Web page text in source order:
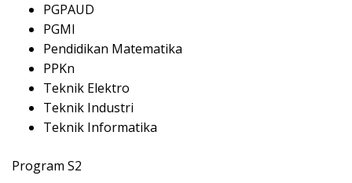
PGPAUD
PGMI
Pendidikan Matematika
PPKn
Teknik Elektro
Teknik Industri
Teknik Informatika
Program S2